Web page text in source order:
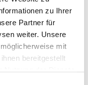
zu Ihrer
Partner für
weiter. Unsere
mit
bereitgestellt
Nutzung der Dienste
Ing.